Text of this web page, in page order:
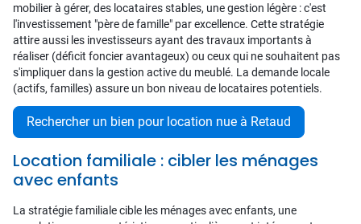
mobilier à gérer, des locataires stables, une gestion légère : c'est
l'investissement "père de famille" par excellence. Cette stratégie
attire aussi les investisseurs ayant des travaux importants à
réaliser (déficit foncier avantageux) ou ceux qui ne souhaitent pas
s'impliquer dans la gestion active du meublé. La demande locale
(actifs, familles) assure un bon niveau de locataires potentiels.
Rechercher un bien pour location nue à Retaud
Location familiale : cibler les ménages
avec enfants
La stratégie familiale cible les ménages avec enfants, une